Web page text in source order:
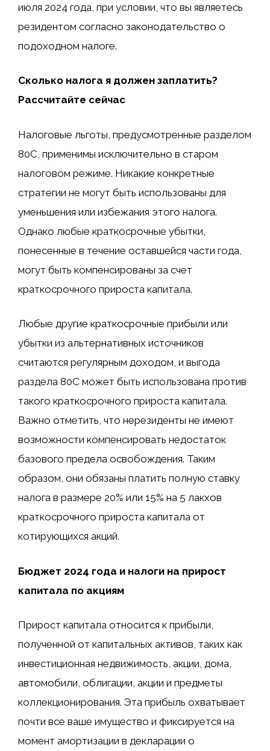
июля 2024 года, при условии, что вы являетесь
резидентом согласно законодательство о
подоходном налоге.
Сколько налога я должен заплатить?
Рассчитайте сейчас
Налоговые льготы, предусмотренные разделом
80C, применимы исключительно в старом
налоговом режиме. Никакие конкретные
стратегии не могут быть использованы для
уменьшения или избежания этого налога.
Однако любые краткосрочные убытки,
понесенные в течение оставшейся части года,
могут быть компенсированы за счет
краткосрочного прироста капитала.
Любые другие краткосрочные прибыли или
убытки из альтернативных источников
считаются регулярным доходом, и выгода
раздела 80C может быть использована против
такого краткосрочного прироста капитала.
Важно отметить, что нерезиденты не имеют
возможности компенсировать недостаток
базового предела освобождения. Таким
образом, они обязаны платить полную ставку
налога в размере 20% или 15% на 5 лакхов
краткосрочного прироста капитала от
котирующихся акций.
Бюджет 2024 года и налоги на прирост
капитала по акциям
Прирост капитала относится к прибыли,
полученной от капитальных активов, таких как
инвестиционная недвижимость, акции, дома,
автомобили, облигации, акции и предметы
коллекционирования. Эта прибыль охватывает
почти все ваше имущество и фиксируется на
момент амортизации в декларации о